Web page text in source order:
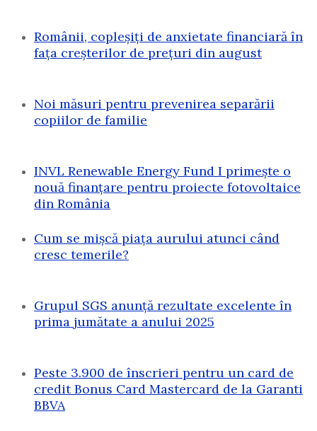
Românii, copleșiți de anxietate financiară în
fața creșterilor de prețuri din august
Noi măsuri pentru prevenirea separării
copiilor de familie
INVL Renewable Energy Fund I primește o
nouă finanțare pentru proiecte fotovoltaice
din România
Cum se mișcă piața aurului atunci când
cresc temerile?
Grupul SGS anunță rezultate excelente în
prima jumătate a anului 2025
Peste 3.900 de înscrieri pentru un card de
credit Bonus Card Mastercard de la Garanti
BBVA